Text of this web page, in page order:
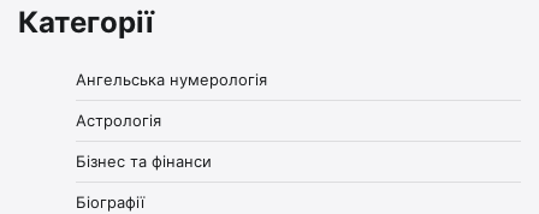
Категорії
Ангельська нумерологія
Астрологія
Бізнес та фінанси
Біографії